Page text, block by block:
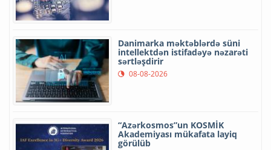
Danimarka məktəblərdə süni
intellektdən istifadəyə nəzarəti
sərtləşdirir
08-08-2026
“Azərkosmos”un KOSMİK
Akademiyası mükafata layiq
görülüb